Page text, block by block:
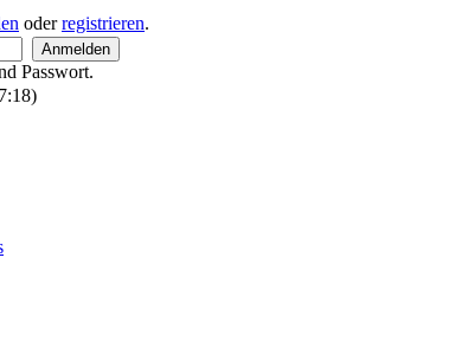
oderregistrieren.
Passwort.